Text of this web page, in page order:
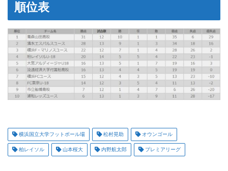
順位表
横浜国立大学フットボール場 松村晃助 オウンゴール
柏レイソル 山本桜大 内野航太郎 プレミアリーグ